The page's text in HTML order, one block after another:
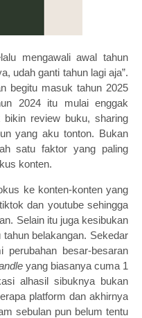
mengawali awal tahun
udah ganti tahun lagi aja”.
begitu masuk tahun 2025
2024 itu mulai enggak
review buku, sharing
yang aku tonton. Bukan
satu faktor yang paling
konten.
ke konten-konten yang
dan youtube sehingga
Selain itu juga kesibukan
belakangan. Sekedar
perubahan besar-besaran
yang biasanya cuma 1
alhasil sibuknya bukan
platform dan akhirnya
sebulan pun belum tentu